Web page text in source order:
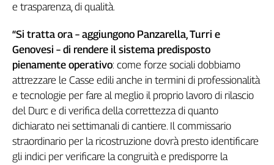
Tech
Easy
Inserti
Idea
Diffusa
InFlai
Le
trasmissioni
tv
e trasparenza, di qualità.
“Si tratta ora – aggiungono Panzarella, Turri e
Genovesi – di rendere il sistema predisposto
pienamente operativo: come forze sociali dobbiamo
attrezzare le Casse edili anche in termini di professionalità
e tecnologie per fare al meglio il proprio lavoro di rilascio
del Durc e di verifica della correttezza di quanto
dichiarato nei settimanali di cantiere. Il commissario
straordinario per la ricostruzione dovrà presto identificare
gli indici per verificare la congruità e predisporre la